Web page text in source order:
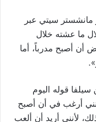
مانشستر سيتي عبر
ما عشته خلال
أن أصبح مدرباً، أما
قوله اليوم
أرغب في أن أصبح
لأنني أريد أن ألعب